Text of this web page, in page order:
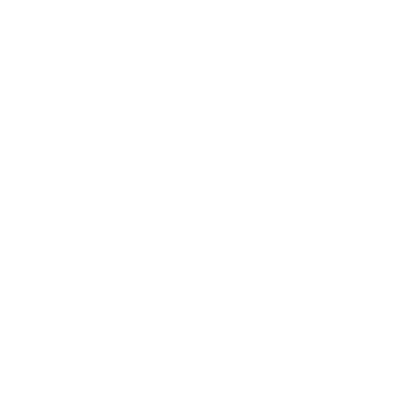
Park, где жители могут наслаждаться природой и свежим
удобствам, что делает его привлекательным выбором для жизни